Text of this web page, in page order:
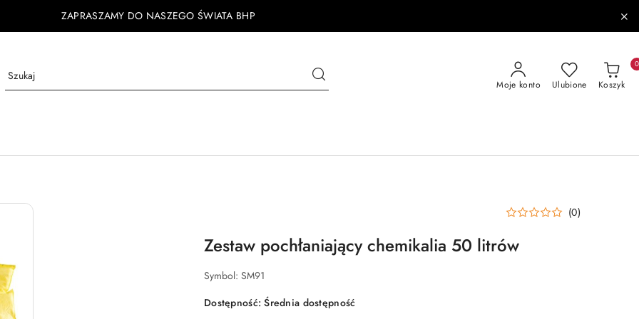
ZAPRASZAMY DO NASZEGO ŚWIATA BHP
Moje konto Ulubione Koszyk
0
(0)
Zestaw pochłaniający chemikalia 50 litrów
Symbol: SM91
Dostępność:Średnia dostępność